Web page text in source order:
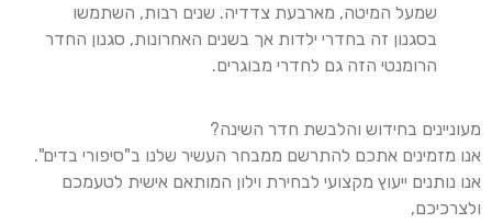
שמעל המיטה, מארבעת צדדיה. שנים רבות, השתמשו
בסגנון זה בחדרי ילדות אך בשנים האחרונות, סגנון החדר
הרומנטי הזה גם לחדרי מבוגרים.
מעוניינים בחידוש והלבשת חדר השינה?
אנו מזמינים אתכם להתרשם ממבחר העשיר שלנו ב"סיפורי בדים".
אנו נותנים ייעוץ מקצועי לבחירת וילון המותאם אישית לטעמכם
ולצרכיכם,